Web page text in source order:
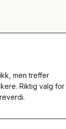
men treffer
Riktig valg for